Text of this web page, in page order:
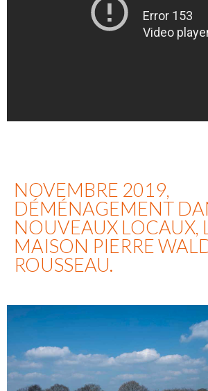
NOVEMBRE 2019,
DÉMÉNAGEMENT
NOUVEAUX LOCAUX,
MAISON PIERRE
ROUSSEAU.